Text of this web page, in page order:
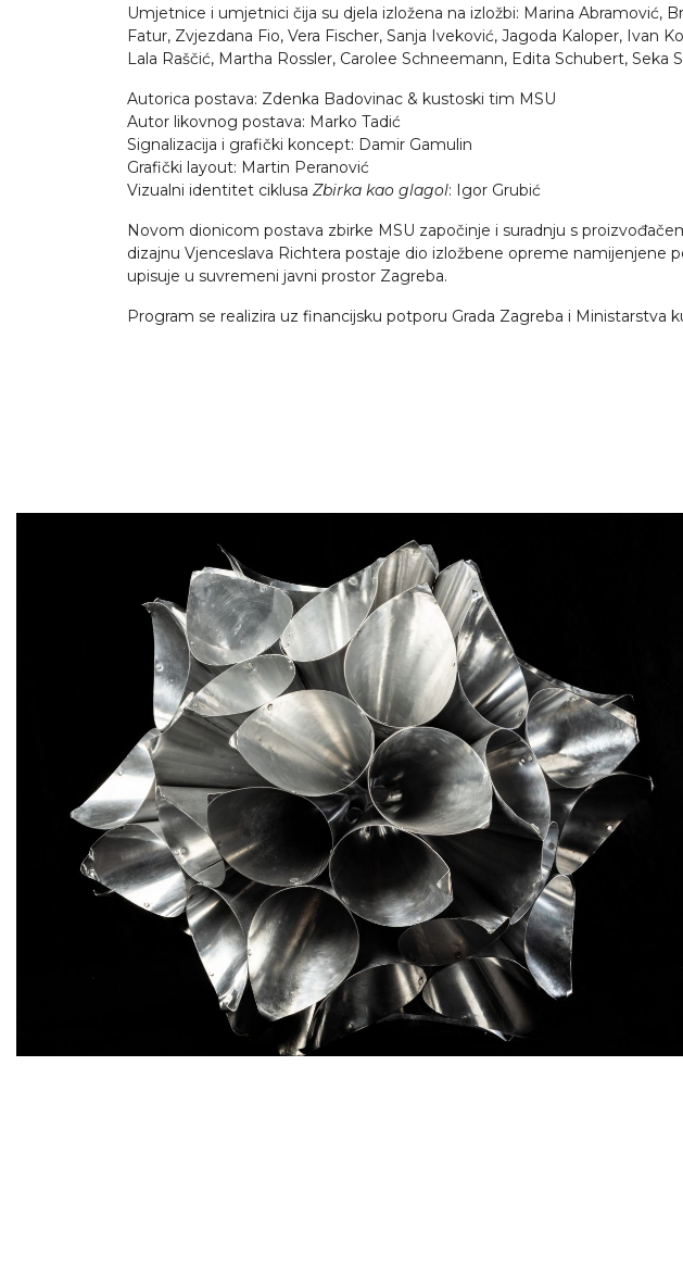
Umjetnice i umjetnici čija su djela izložena na izložbi: Marina Abramović,
Fatur, Zvjezdana Fio, Vera Fischer, Sanja Iveković, Jagoda Kaloper, Ivan
Lala Raščić, Martha Rossler, Carolee Schneemann, Edita Schubert, Seka
Autorica postava: Zdenka Badovinac & kustoski tim MSU
Autor likovnog postava: Marko Tadić
Signalizacija i grafički koncept: Damir Gamulin
Grafički layout: Martin Peranović
Vizualni identitet ciklusa Zbirka kao glagol: Igor Grubić
Novom dionicom postava zbirke MSU započinje i suradnju s
dizajnu Vjenceslava Richtera postaje dio izložbene opreme
upisuje u suvremeni javni prostor Zagreba.
Program se realizira uz financijsku potporu Grada Zagreba i Ministarstva